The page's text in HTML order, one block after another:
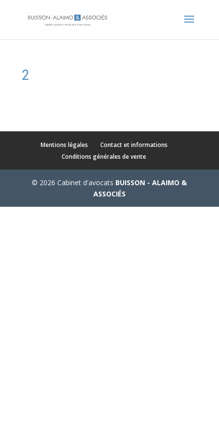
2
Mentions légales
Contact et informations
Conditions générales de vente
© 2026 Cabinet d'avocats BUISSON - ALAIMO &
ASSOCIÉS